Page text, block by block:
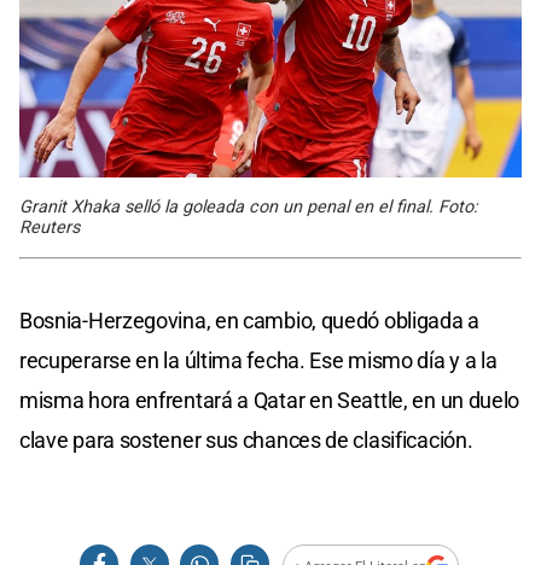
Granit Xhaka selló la goleada con un penal en el final. Foto:
Reuters
Bosnia-Herzegovina, en cambio, quedó obligada a
recuperarse en la última fecha. Ese mismo día y a la
misma hora enfrentará a Qatar en Seattle, en un duelo
clave para sostener sus chances de clasificación.